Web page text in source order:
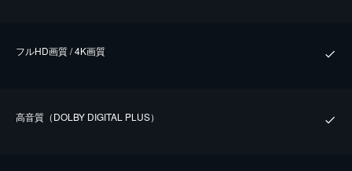
フルHD画質 / 4K画質
⾼⾳質（DOLBY DIGITAL PLUS）